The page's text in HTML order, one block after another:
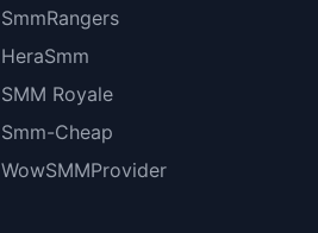
SmmRangers
HeraSmm
SMM Royale
Smm-Cheap
WowSMMProvider